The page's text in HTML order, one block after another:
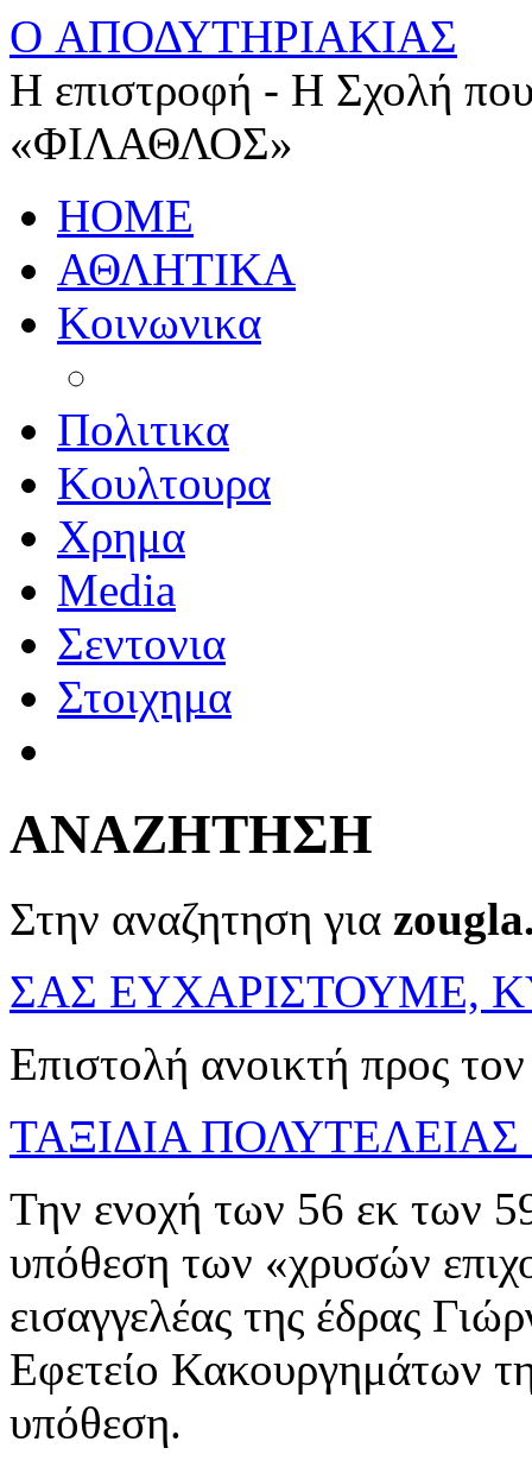
O ΑΠΟΔΥΤΗΡΙΑΚΙΑΣ
Η επιστροφή - Η Σχολή
«ΦΙΛΑΘΛΟΣ»
HOME
ΑΘΛΗΤΙΚΑ
Κοινωνικα
Πολιτικα
Κουλτουρα
Χρημα
Media
Σεντονια
Στοιχημα
ΑΝΑΖΗΤΗΣΗ
Στην αναζητηση για
ΣΑΣ ΕΥΧΑΡΙΣΤΟΥΜΕ,
Επιστολή ανοικτή προς
ΤΑΞΙΔΙΑ
Την ενοχή των 56 εκ των
υπόθεση των «χρυσών
εισαγγελέας της έδρας
Εφετείο Κακουργημάτων
υπόθεση.